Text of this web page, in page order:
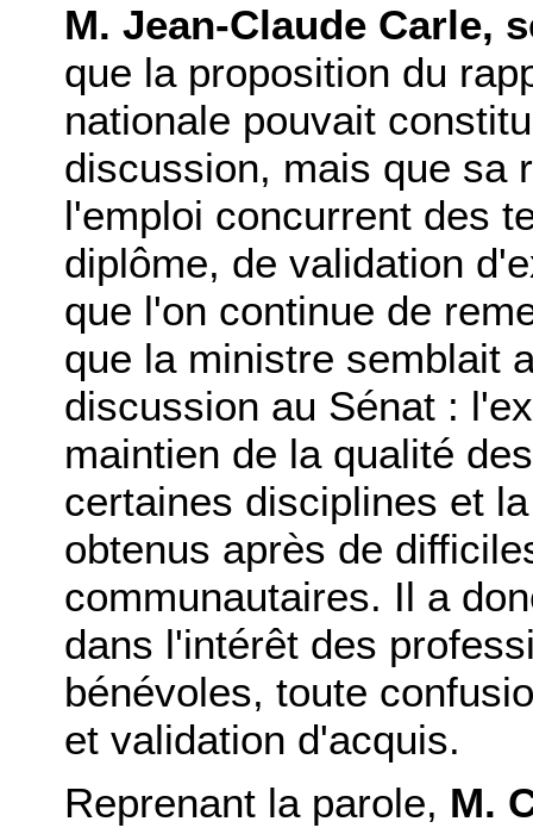
M. Jean-Claude Carle,
que la proposition du
nationale pouvait
discussion, mais que sa
l'emploi concurrent des
diplôme, de validation
que l'on continue de
que la ministre semblait
discussion au Sénat :
maintien de la qualité
certaines disciplines et
obtenus après de
communautaires. Il a
dans l'intérêt des
bénévoles, toute
et validation d'acquis.
Reprenant la parole, M.